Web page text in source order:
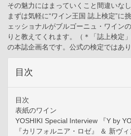
その魅力にはまっていくこと間違いな
まずは気軽に“ワイン王国 誌上検定”
ェッショナルがブルゴーニュ・ワイン
りと教えてくれます。（＊「誌上検定
の本誌企画名です。公式の検定ではあり
目次
目次
表紙のワイン
YOSHIKI Special Interview 『Y by
『カリフォルニア・ロゼ』 ＆ 新ヴ